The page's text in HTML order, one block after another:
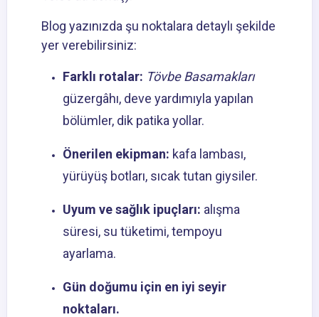
Blog yazınızda şu noktalara detaylı şekilde
yer verebilirsiniz:
Farklı rotalar: Tövbe Basamakları
güzergâhı, deve yardımıyla yapılan
bölümler, dik patika yollar.
Önerilen ekipman: kafa lambası,
yürüyüş botları, sıcak tutan giysiler.
Uyum ve sağlık ipuçları: alışma
süresi, su tüketimi, tempoyu
ayarlama.
Gün doğumu için en iyi seyir
noktaları.